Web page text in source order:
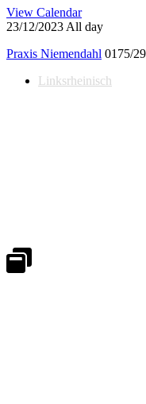
View Calendar
23/12/2023 All day
Praxis Niemendahl 0175/
Linksrheinisch